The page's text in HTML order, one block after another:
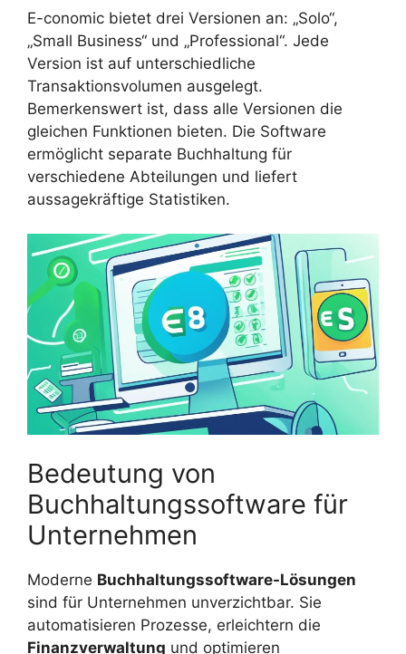
E-conomic bietet drei Versionen an: „Solo“,
„Small Business“ und „Professional“. Jede
Version ist auf unterschiedliche
Transaktionsvolumen ausgelegt.
Bemerkenswert ist, dass alle Versionen die
gleichen Funktionen bieten. Die Software
ermöglicht separate Buchhaltung für
verschiedene Abteilungen und liefert
aussagekräftige Statistiken.
Bedeutung von
Buchhaltungssoftware für
Unternehmen
Moderne Buchhaltungssoftware-Lösungen
sind für Unternehmen unverzichtbar. Sie
automatisieren Prozesse, erleichtern die
Finanzverwaltung und optimieren